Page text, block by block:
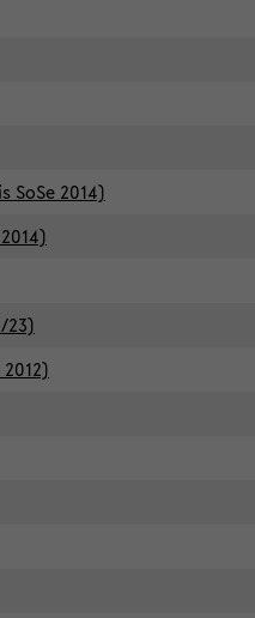
SoSe 2014)
23)